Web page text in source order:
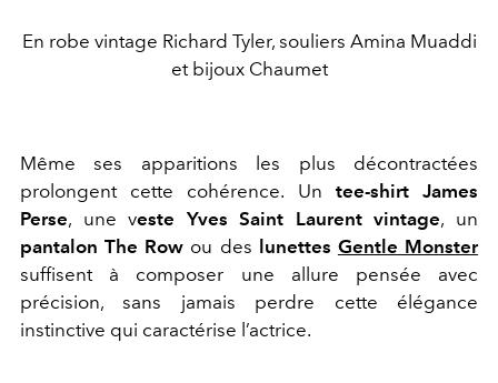
En robe vintage Richard Tyler, souliers Amina Muaddi
et bijoux Chaumet
Même ses apparitions les plus décontractées
prolongent cette cohérence. Un tee-shirt James
Perse, une veste Yves Saint Laurent vintage, un
pantalon The Row ou des lunettes Gentle Monster
suffisent à composer une allure pensée avec
précision, sans jamais perdre cette élégance
instinctive qui caractérise l’actrice.